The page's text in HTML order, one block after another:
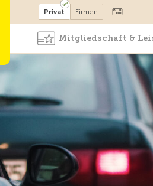
Mitglied werden
Privat Firmen
Mitgliedschaft &